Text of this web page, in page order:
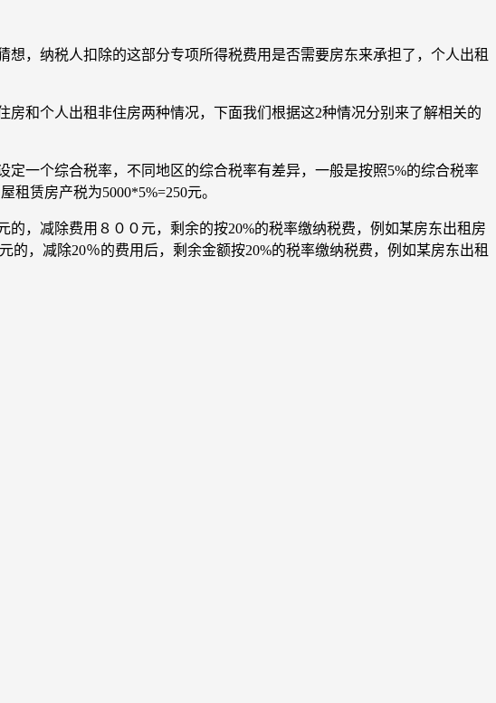
，纳税人扣除的这部分专项所得税费用是否需要房东来承担了，个人出租
和个人出租非住房两种情况，下面我们根据这2种情况分别来了解相关的
一个综合税率，不同地区的综合税率有差异，一般是按照5%的综合税率
赁房产税为5000*5%=250元。
，减除费用８００元，剩余的按20%的税率缴纳税费，例如某房东出租房
的，减除20％的费用后，剩余金额按20%的税率缴纳税费，例如某房东出租